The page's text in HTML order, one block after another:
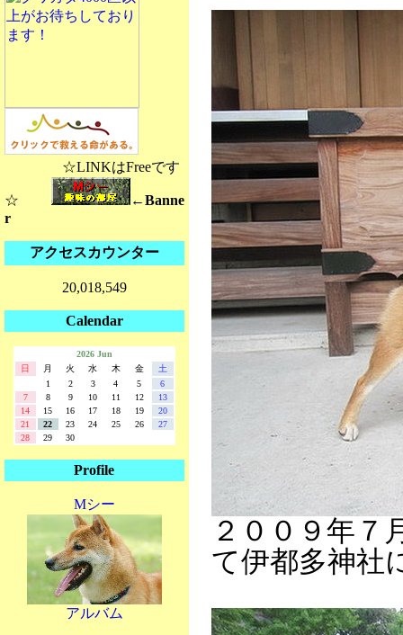
☆LINKはFreeです
☆
←Banne
r
アクセスカウンター
20,018,549
Calendar
2026 Jun
日
月 火 水 木 金
土
1
2 3 4 5
6
7
8 9 10 11 12
13
14
15 16 17 18 19
20
21
22 23 24 25 26
27
28
29 30
Profile
Mシー
アルバム
２００９年７
て伊都多神社